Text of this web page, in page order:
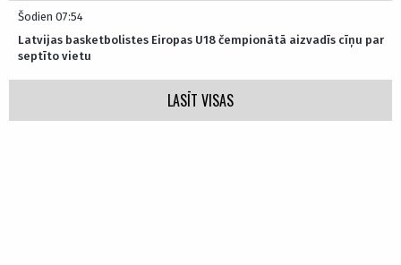
Šodien 07:54
Latvijas basketbolistes Eiropas U18 čempionātā aizvadīs cīņu par
septīto vietu
LASĪT VISAS